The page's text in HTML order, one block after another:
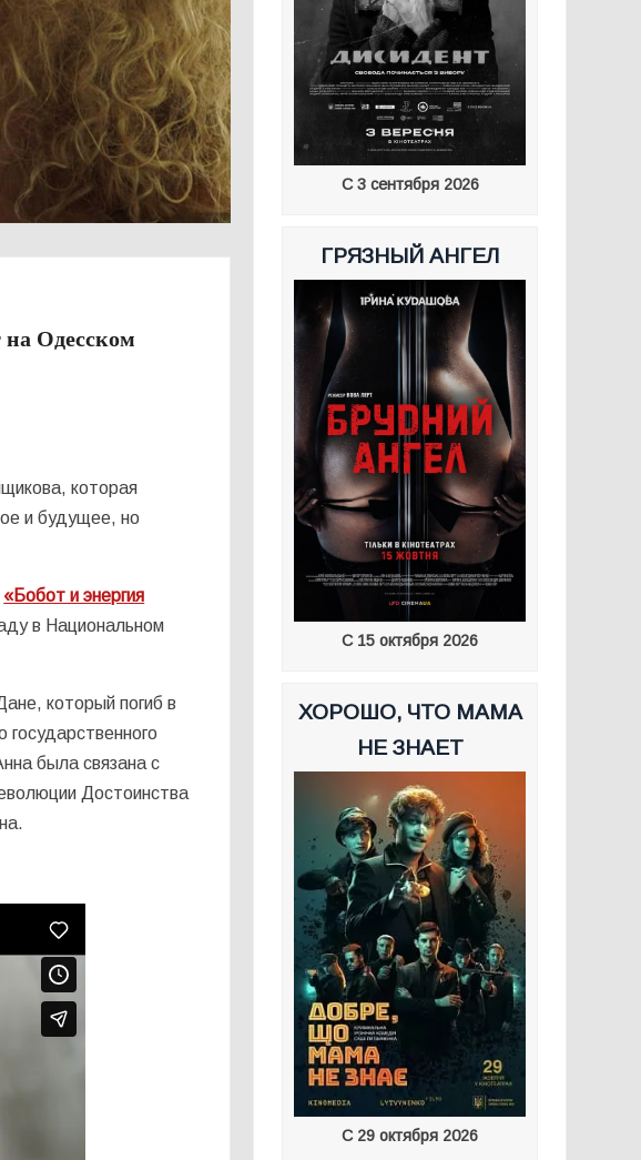
Одесском
которая
и будущее, но
«Бобот и энергия
в Национальном
который погиб в
была связана с
Достоинства
С 3 сентября 2026
ГРЯЗНЫЙ АНГЕЛ
С 15 октября 2026
ХОРОШО, ЧТО МАМА
НЕ ЗНАЕТ
С 29 октября 2026